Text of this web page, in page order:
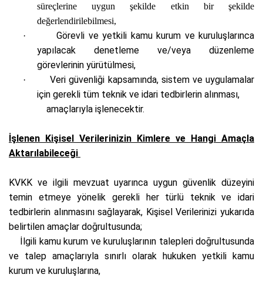
süreçlerine uygun şekilde etkin bir şekilde
değerlendirilebilmesi,
·
Görevli ve yetkili kamu kurum ve kuruluşlarınca
yapılacak denetleme ve/veya düzenleme
görevlerinin yürütülmesi,
·
Veri güvenliği kapsamında, sistem ve uygulamalar
için gerekli tüm teknik ve idari tedbirlerin alınması,
amaçlarıyla işlenecektir.
İşlenen Kişisel Verilerinizin Kimlere ve Hangi Amaçla
Aktarılabileceği
KVKK ve ilgili mevzuat uyarınca uygun güvenlik düzeyini
temin etmeye yönelik gerekli her türlü teknik ve idari
tedbirlerin alınmasını sağlayarak, Kişisel Verilerinizi yukarıda
belirtilen amaçlar doğrultusunda;
İlgili kamu kurum ve kuruluşlarının talepleri doğrultusunda
ve talep amaçlarıyla sınırlı olarak hukuken yetkili kamu
kurum ve kuruluşlarına,